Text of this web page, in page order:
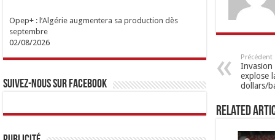
Précédent
Invasion
explose
dollars/
Related
Opep+ : l’Algérie augmentera sa production dès
septembre
02/08/2026
Suivez-nous sur Facebook